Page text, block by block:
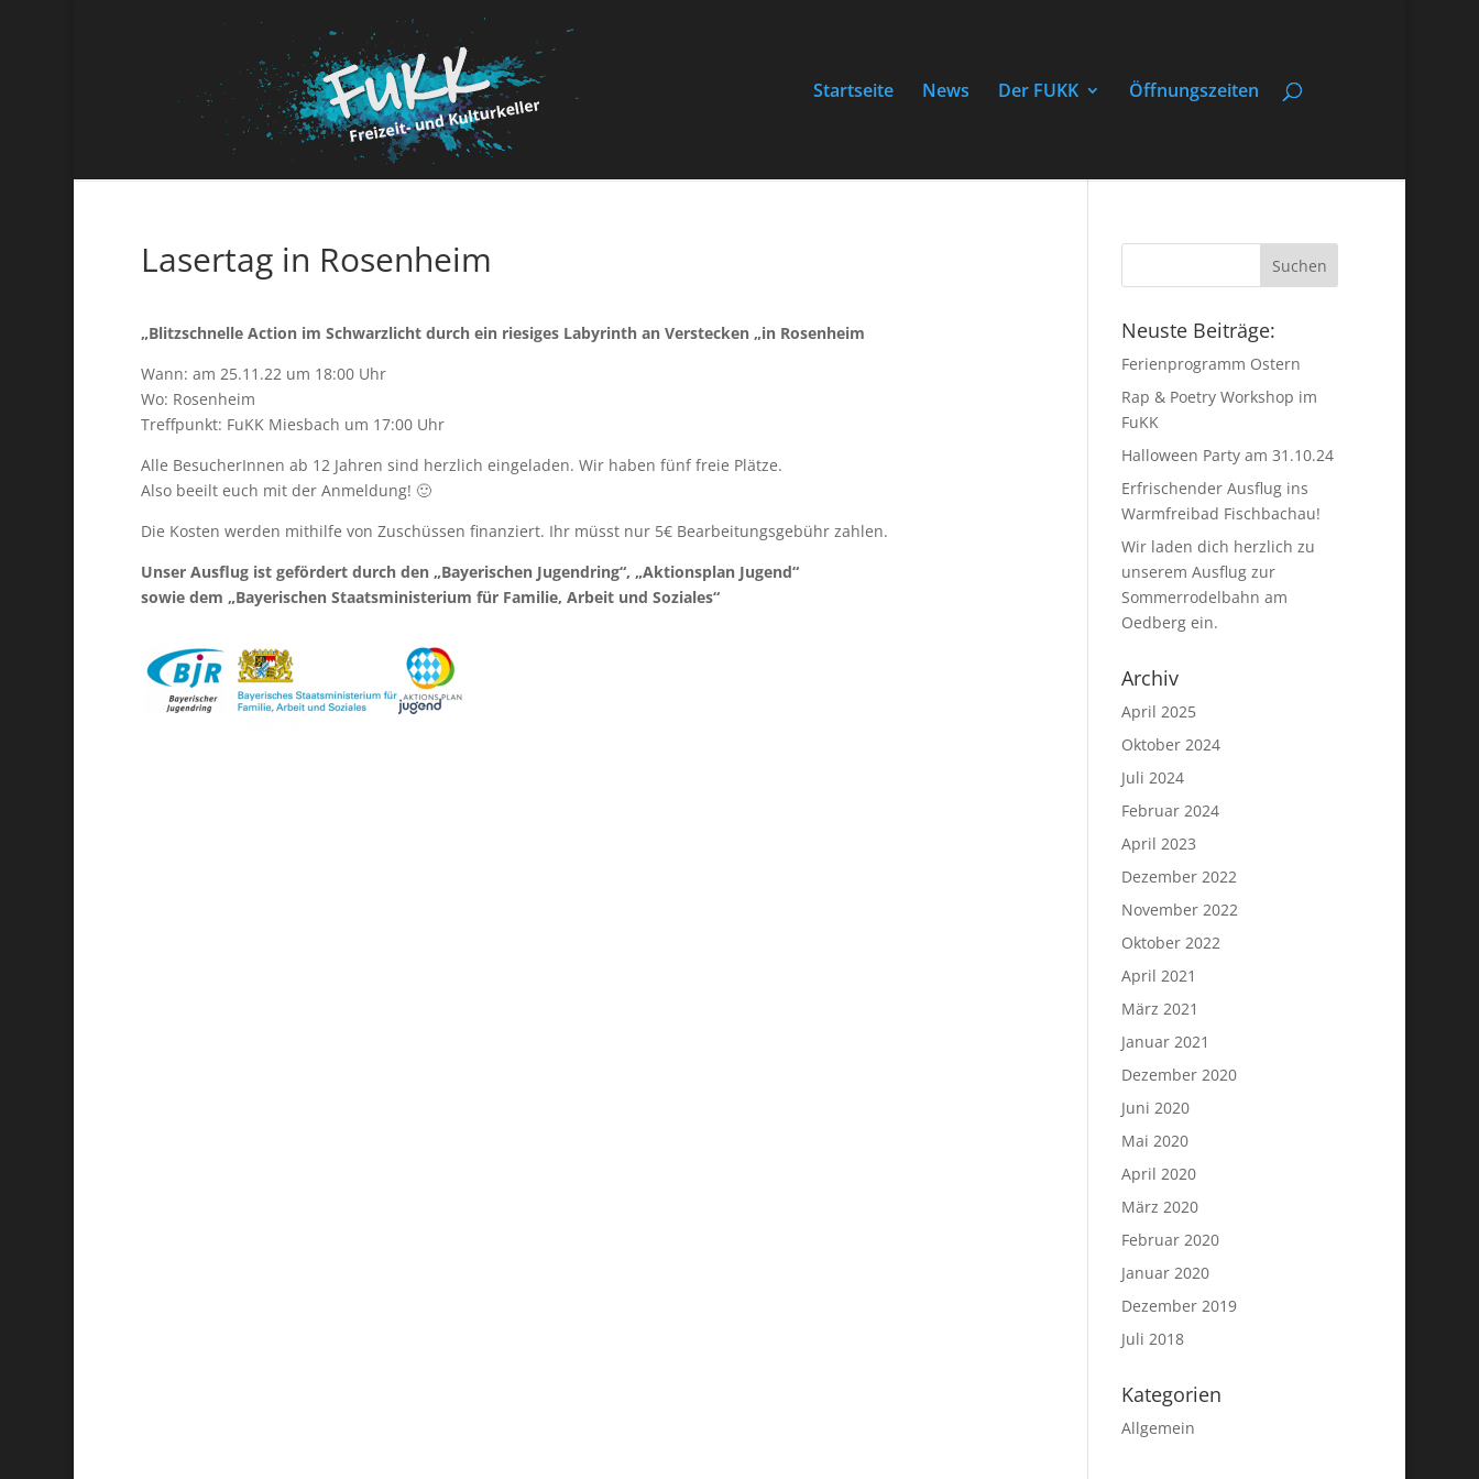
Startseite News Der FUKK Öffnungszeiten
Lasertag in Rosenheim
„Blitzschnelle Action im Schwarzlicht durch ein riesiges Labyrinth an Verstecken „in Rosenheim
Wann: am 25.11.22 um 18:00 Uhr
Wo: Rosenheim
Treffpunkt: FuKK Miesbach um 17:00 Uhr
Alle BesucherInnen ab 12 Jahren sind herzlich eingeladen. Wir haben fünf freie Plätze.
Also beeilt euch mit der Anmeldung! 🙂
Die Kosten werden mithilfe von Zuschüssen finanziert. Ihr müsst nur 5€ Bearbeitungsgebühr zahlen.
Unser Ausflug ist gefördert durch den „Bayerischen Jugendring“, „Aktionsplan Jugend“
sowie dem „Bayerischen Staatsministerium für Familie, Arbeit und Soziales“
Neuste Beiträge:
Ferienprogramm Ostern
Rap & Poetry Workshop im
FuKK
Halloween Party am 31.10.24
Erfrischender Ausflug ins
Warmfreibad Fischbachau!
Wir laden dich herzlich zu
unserem Ausflug zur
Sommerrodelbahn am
Oedberg ein.
Archiv
April 2025
Oktober 2024
Juli 2024
Februar 2024
April 2023
Dezember 2022
November 2022
Oktober 2022
April 2021
März 2021
Januar 2021
Dezember 2020
Juni 2020
Mai 2020
April 2020
März 2020
Februar 2020
Januar 2020
Dezember 2019
Juli 2018
Kategorien
Allgemein